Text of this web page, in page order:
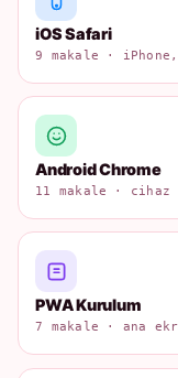
iOS Safari
9 makale ·
Android Chrome
11 makale ·
PWA Kurulum
7 makale · ana